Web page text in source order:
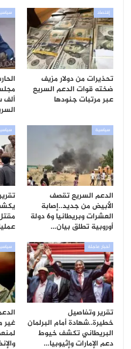
إقتصاد
تحذيرات من دولار مزيف
ضخته قوات الدعم السريع
عبر مرتبات جنودها
ألف
سياسية
الدعم السريع تقصف
الأبيض من جديد..إصابة
العشرات وبريطانيا و6 دولة
أوروبية تطلق بيان…
أخبار عاجلة
تقرير وتفاصيل
خطيرة..شهادة أمام البرلمان
البريطاني تكشف خيوط
دعم الإمارات وإثيوبيا…
غير